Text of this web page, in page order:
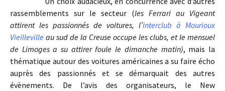
rassemblements sur le secteur (les Ferrari au Vigeant
attirent les passionnés de voitures, l’interclub à Mourioux
Vieilleville au sud de la Creuse occupe les clubs, et le mensuel
de Limoges a su attirer foule le dimanche matin), mais la
thématique autour des voitures américaines a su faire écho
auprès des passionnés et se démarquait des autres
évènements. De l’avis des organisateurs, le New